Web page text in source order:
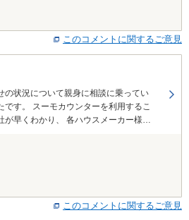
このコメントに関するご意見
の状況について親身に相談に乗ってい
す。 スーモカウンターを利用するこ
が早くわかり、 各ハウスメーカー様と
しております。 本当にありがとうござ
このコメントに関するご意見